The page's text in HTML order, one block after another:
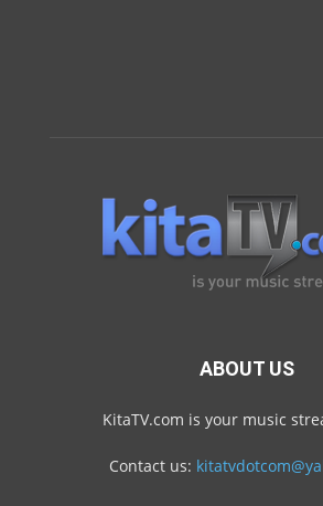
ABOUT US
KitaTV.com is your music
Contact us: